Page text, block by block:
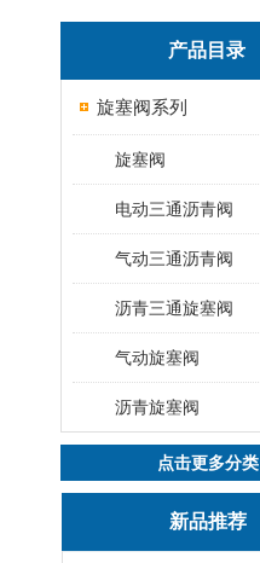
产品目录
旋塞阀系列
旋塞阀
电动三通沥青阀
气动三通沥青阀
沥青三通旋塞阀
气动旋塞阀
沥青旋塞阀
点击更多分类
新品推荐